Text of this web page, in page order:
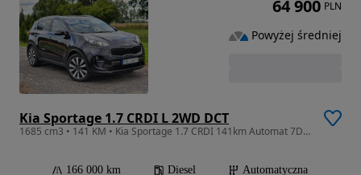
Kia Sportage 1.7 CRDI L 2WD DCT
1685 cm3 • 141 KM • Kia Sportage 1.7 CRDI 141km Automat 7DCT
166 000 km Diesel
Automatyczna
64 900 PLN
Powyżej średniej